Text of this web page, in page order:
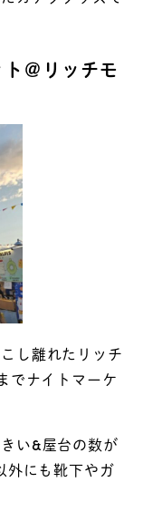
＠リッチモ
し離れたリッチ
でナイトマーケ
い&屋台の数が
外にも靴下やガ